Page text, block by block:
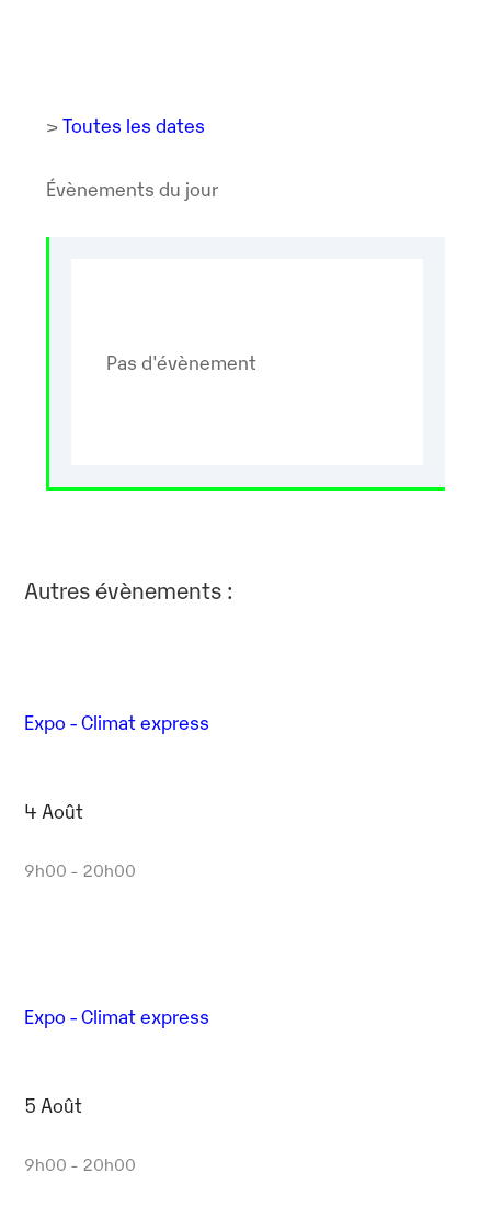
> Toutes les dates
Évènements du jour
Pas d'évènement
Autres évènements :
Expo - Climat express
4 Août
9h00 - 20h00
Expo - Climat express
5 Août
9h00 - 20h00